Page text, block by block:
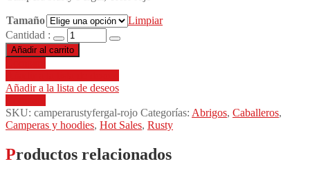
Tamaño
Limpiar
Cantidad :
Añadir al carrito
Añadir a la lista de deseos
SKU: camperarustyfergal-rojo Categorías: Abrigos, Caballeros,
Camperas y hoodies, Hot Sales, Rusty
Productos relacionados